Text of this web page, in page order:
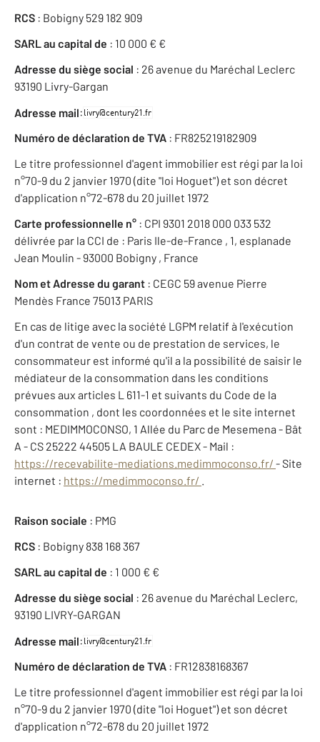
RCS : Bobigny 529 182 909
SARL au capital de : 10 000 € €
Adresse du siège social : 26 avenue du Maréchal Leclerc
93190 Livry-Gargan
Adresse mail:
Numéro de déclaration de TVA : FR825219182909
Le titre professionnel d'agent immobilier est régi par la loi
n°70-9 du 2 janvier 1970 (dite "loi Hoguet") et son décret
d'application n°72-678 du 20 juillet 1972
Carte professionnelle n° : CPI 9301 2018 000 033 532
délivrée par la CCI de : Paris Ile-de-France , 1, esplanade
Jean Moulin - 93000 Bobigny , France
Nom et Adresse du garant : CEGC 59 avenue Pierre
Mendès France 75013 PARIS
En cas de litige avec la société LGPM relatif à l'exécution
d'un contrat de vente ou de prestation de services, le
consommateur est informé qu'il a la possibilité de saisir le
médiateur de la consommation dans les conditions
prévues aux articles L 611-1 et suivants du Code de la
consommation , dont les coordonnées et le site internet
sont : MEDIMMOCONSO, 1 Allée du Parc de Mesemena - Bât
A - CS 25222 44505 LA BAULE CEDEX - Mail :
https://recevabilite-mediations.medimmoconso.fr/ - Site
internet : https://medimmoconso.fr/ .
Raison sociale : PMG
RCS : Bobigny 838 168 367
SARL au capital de : 1 000 € €
Adresse du siège social : 26 avenue du Maréchal Leclerc,
93190 LIVRY-GARGAN
Adresse mail:
Numéro de déclaration de TVA : FR12838168367
Le titre professionnel d'agent immobilier est régi par la loi
n°70-9 du 2 janvier 1970 (dite "loi Hoguet") et son décret
d'application n°72-678 du 20 juillet 1972